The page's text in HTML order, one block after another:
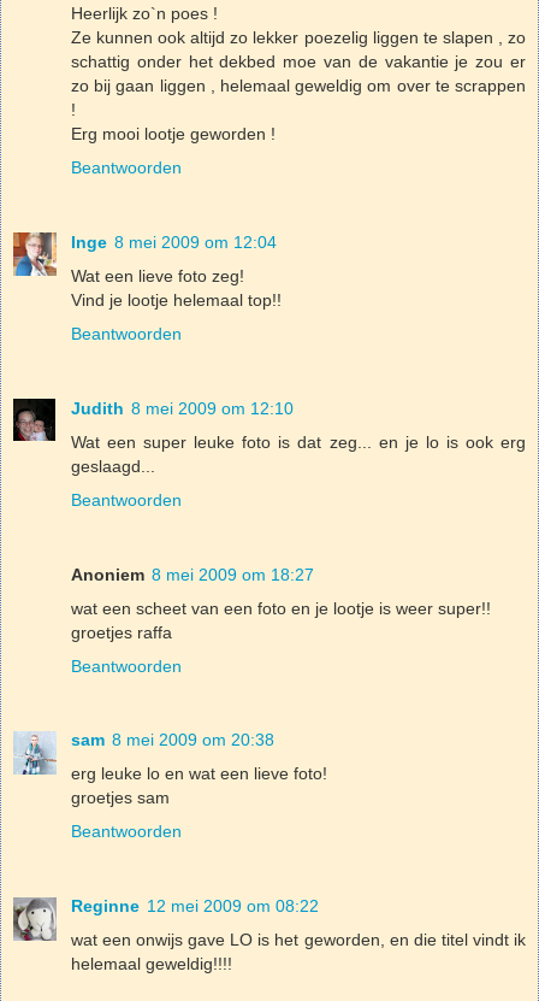
Heerlijk zo`n poes !
Ze kunnen ook altijd zo lekker poezelig liggen te slapen , zo
schattig onder het dekbed moe van de vakantie je zou er
zo bij gaan liggen , helemaal geweldig om over te scrappen
!
Erg mooi lootje geworden !
Beantwoorden
Inge 8 mei 2009 om 12:04
Wat een lieve foto zeg!
Vind je lootje helemaal top!!
Beantwoorden
Judith 8 mei 2009 om 12:10
Wat een super leuke foto is dat zeg... en je lo is ook erg
geslaagd...
Beantwoorden
Anoniem 8 mei 2009 om 18:27
wat een scheet van een foto en je lootje is weer super!!
groetjes raffa
Beantwoorden
sam 8 mei 2009 om 20:38
erg leuke lo en wat een lieve foto!
groetjes sam
Beantwoorden
Reginne 12 mei 2009 om 08:22
wat een onwijs gave LO is het geworden, en die titel vindt ik
helemaal geweldig!!!!